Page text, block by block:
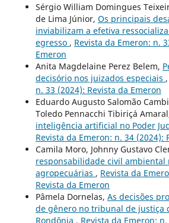
Sérgio William Domingues
de Lima Júnior, Os principais
inviabilizam a efetiva
egresso , Revista da Emeron: n.
Emeron
Anita Magdelaine Perez Belem,
decisório nos juizados especiais ,
n. 33 (2024): Revista da Emeron
Eduardo Augusto Salomão
Toledo Pennacchi Tibiriçá
inteligência artificial no Poder
Revista da Emeron: n. 34 (2024):
Camila Moro, Johnny Gustavo
responsabilidade civil ambiental
agropecuárias , Revista da
Revista da Emeron
Pâmela Dornelas, As decisões
de gênero no tribunal de justiça
Rondônia , Revista da Emeron: